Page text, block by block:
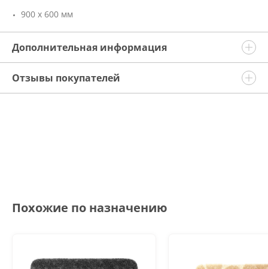
900 х 600 мм
Дополнительная информация
Отзывы покупателей
Похожие по назначению